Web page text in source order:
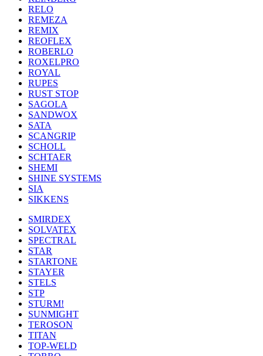
RELO
REMEZA
REMIX
REOFLEX
ROBERLO
ROXELPRO
ROYAL
RUPES
RUST STOP
SAGOLA
SANDWOX
SATA
SCANGRIP
SCHOLL
SCHTAER
SHEMI
SHINE SYSTEMS
SIA
SIKKENS
SMIRDEX
SOLVATEX
SPECTRAL
STAR
STARTONE
STAYER
STELS
STP
STURM!
SUNMIGHT
TEROSON
TITAN
TOP-WELD